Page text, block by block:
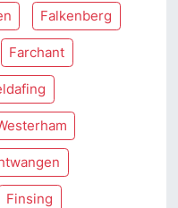
Falkenberg
Farchant
Finsing